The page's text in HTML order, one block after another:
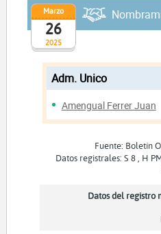
2025
Marzo
26
Adm. Unico
Amengual Ferrer Juan
Fuente: Boletín
Datos registrales: S 8 , H
Datos del registro